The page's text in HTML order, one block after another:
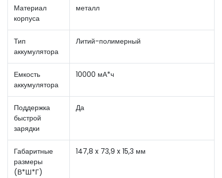
Материал
корпуса
металл
Тип
аккумулятора
Литий-полимерный
Емкость
аккумулятора
10000 мА*ч
Поддержка
быстрой
зарядки
Да
Габаритные
размеры
(В*Ш*Г)
147,8 x 73,9 x 15,3 мм